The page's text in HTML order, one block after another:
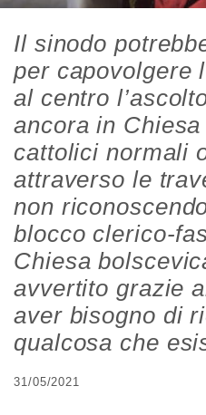
Il sinodo
per capovolgere
al centro
ancora in
cattolici normali
attraverso le
non
blocco clerico-
Chiesa
avvertito grazie
aver bisogno di
qualcosa che
31/05/2021